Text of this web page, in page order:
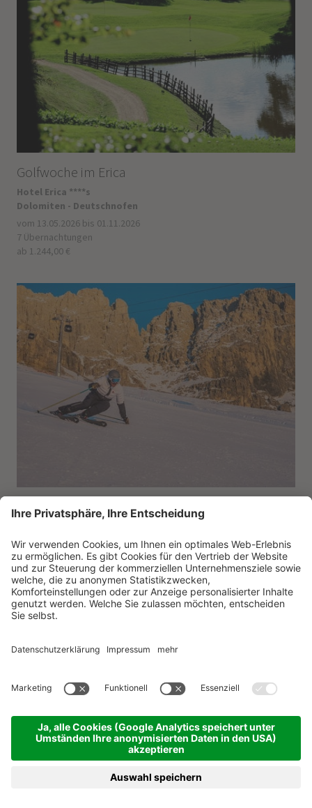
Golfwoche im Erica
Hotel Erica ****s
Dolomiten - Deutschnofen
vom 13.05.2026 bis 01.11.2026
7 Übernachtungen
ab 1.244,00 €
Carezza Ski
Dolomiten - Tiers
vom 05.12.2026 bis 01.02.2027
7 Übernachtungen
ab 1.769,00 €